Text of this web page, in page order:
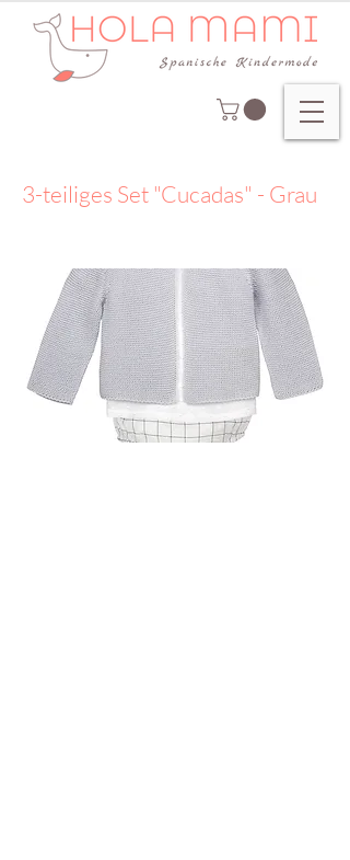
3-teiliges Set "Cucadas" - Grau